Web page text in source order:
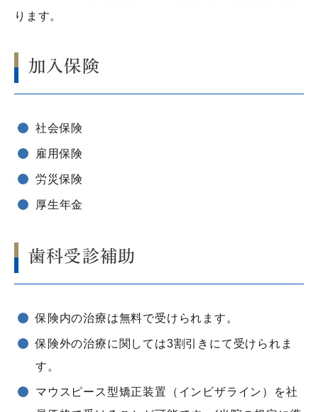
ります。
加入保険
社会保険
雇用保険
労災保険
厚生年金
歯科受診補助
保険内の治療は無料で受けられます。
保険外の治療に関しては3割引きにて受けられま
す。
マウスピース型矯正装置（インビザライン）を社